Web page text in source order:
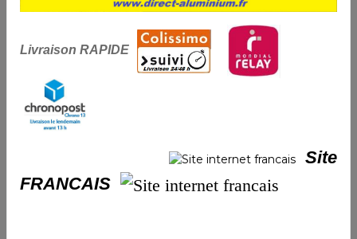
Suggestions
Livraison RAPIDE
Site
FRANCAIS